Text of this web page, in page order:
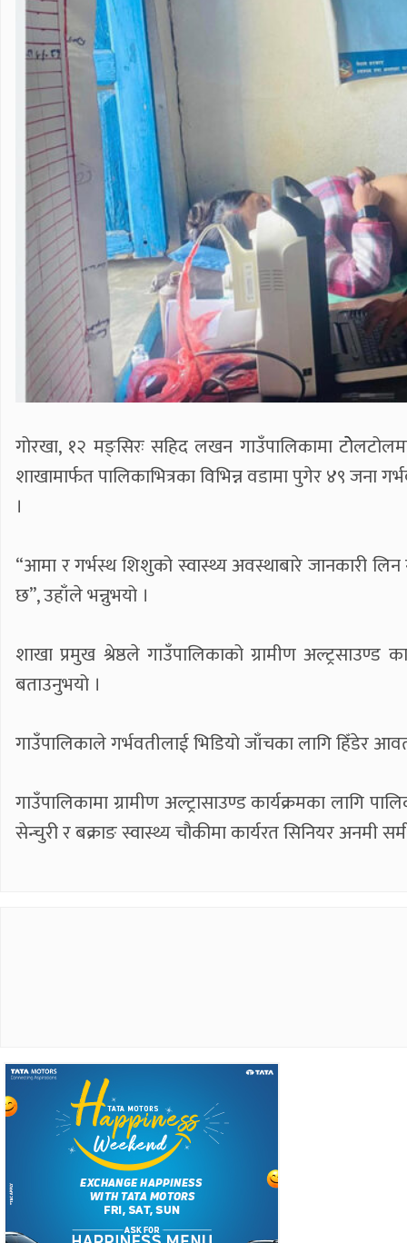
गोरखा, १२ मङ्सिरः सहिद लखन गाउँपालिकामा
शाखामार्फत पालिकाभित्रका विभिन्न वडामा पुगेर ४९ जना
।
“आमा र गर्भस्थ शिशुको स्वास्थ्य अवस्थाबारे जानकारी
छ”, उहाँले भन्नुभयो ।
शाखा प्रमुख श्रेष्ठले गाउँपालिकाको ग्रामीण
बताउनुभयो ।
गाउँपालिकाले गर्भवतीलाई भिडियो जाँचका लागि हिँडेर
गाउँपालिकामा ग्रामीण अल्ट्रासाउण्ड कार्यक्रमका लागि
सेन्चुरी र बक्राङ स्वास्थ्य चौकीमा कार्यरत सिनियर अनमी